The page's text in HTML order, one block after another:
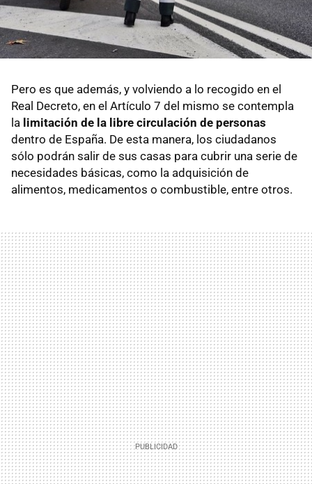
Pero es que además, y volviendo a lo recogido en el
Real Decreto, en el Artículo 7 del mismo se contempla
la limitación de la libre circulación de personas
dentro de España. De esta manera, los ciudadanos
sólo podrán salir de sus casas para cubrir una serie de
necesidades básicas, como la adquisición de
alimentos, medicamentos o combustible, entre otros.